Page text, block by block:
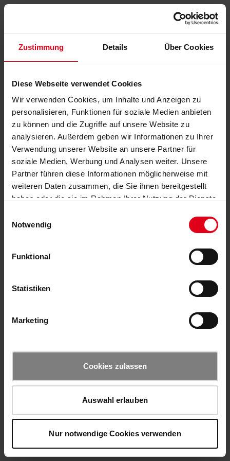
Zustimmung Details Über Cookies
Diese Webseite verwendet Cookies
Wir verwenden Cookies, um Inhalte und Anzeigen zu
personalisieren, Funktionen für soziale Medien anbieten
zu können und die Zugriffe auf unsere Website zu
analysieren. Außerdem geben wir Informationen zu Ihrer
Verwendung unserer Website an unsere Partner für
soziale Medien, Werbung und Analysen weiter. Unsere
Partner führen diese Informationen möglicherweise mit
weiteren Daten zusammen, die Sie ihnen bereitgestellt
haben oder die sie im Rahmen Ihrer Nutzung der Dienste
Notwendig
Funktional
Statistiken
Marketing
Cookies zulassen
Auswahl erlauben
Nur notwendige Cookies verwenden